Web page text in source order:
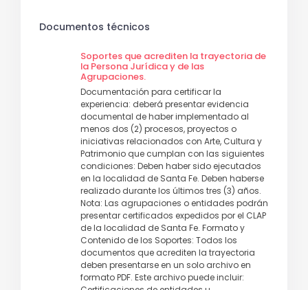
Documentos técnicos
Soportes que acrediten la trayectoria de
la Persona Jurídica y de las
Agrupaciones.
Documentación para certificar la
experiencia: deberá presentar evidencia
documental de haber implementado al
menos dos (2) procesos, proyectos o
iniciativas relacionados con Arte, Cultura y
Patrimonio que cumplan con las siguientes
condiciones: Deben haber sido ejecutados
en la localidad de Santa Fe. Deben haberse
realizado durante los últimos tres (3) años.
Nota: Las agrupaciones o entidades podrán
presentar certificados expedidos por el CLAP
de la localidad de Santa Fe. Formato y
Contenido de los Soportes: Todos los
documentos que acrediten la trayectoria
deben presentarse en un solo archivo en
formato PDF. Este archivo puede incluir: